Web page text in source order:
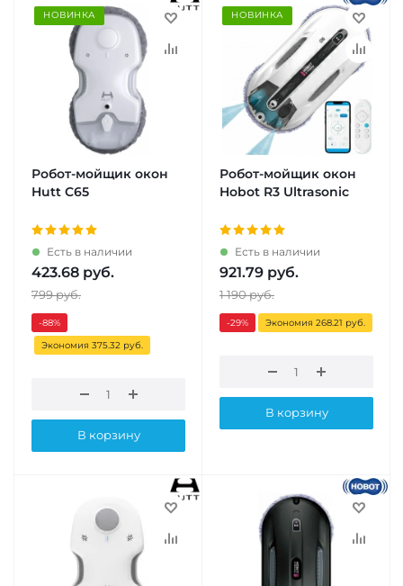
НОВИНКА
Робот-мойщик окон
Hutt C65
Есть в наличии
423.68 руб.
799руб.
-88%
Экономия 375.32 руб.
В корзину
НОВИНКА
Робот-мойщик окон
Hobot R3 Ultrasonic
Есть в наличии
921.79 руб.
1 190руб.
-29% Экономия 268.21 руб.
В корзину